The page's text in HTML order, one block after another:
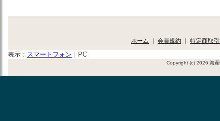
ホーム ｜ 会員規約 ｜ 特定商取
表示： スマートフォン ｜ PC
Copyright (c) 2026 海